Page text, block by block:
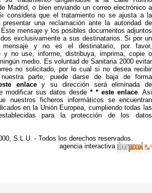
Madrid, o bien enviando un correo electrónico a
considera que el tratamiento no se ajusta a la
una reclamación ante la autoridad de
mensaje y los posibles documentos adjuntos
exclusivamente a sus destinatarios. Si por un
y no es el destinatario, por favor,
y no use, informe, distribuya, imprima, copie o
medio. Es voluntad de Sanitaria 2000 evitar
no solicitado, por lo cual si no desea recibir
parte, puede darse de baja de forma
enlacey su dirección será eliminada de
modificar sus datos desde * * este enlace . Asi
nuestros ficheros informáticos se encuentran
en la Unión Europea, cumpliendo todas las
para la protección de los datos
S.L.U. - Todos los derechos reservados.
agencia interactiva